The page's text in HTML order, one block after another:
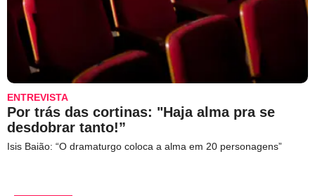
ENTREVISTA
Por trás das cortinas: "Haja alma pra se
desdobrar tanto!”
Isis Baião: “O dramaturgo coloca a alma em 20 personagens”